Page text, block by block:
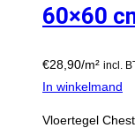
60×60
€28,90/m² incl.
In winkelmand
Vloertegel